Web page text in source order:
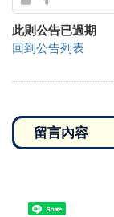
此則公告已過期
回到公告列表
Share